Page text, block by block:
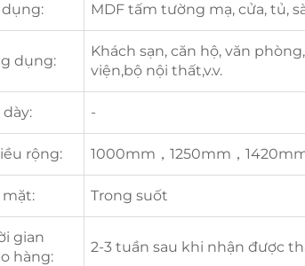
dụng: MDF tấm tường mạ, cửa, tủ,
dụng:
Khách sạn, căn hộ, văn
viện,bộ nội thất,v.v.
-
rộng: 1000mm，1250mm，
mặt: Trong suốt
gian
hàng:
2-3 tuần sau khi nhận được